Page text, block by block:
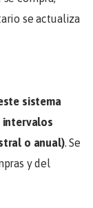
se actualiza
sistema
intervalos
o anual). Se
y del